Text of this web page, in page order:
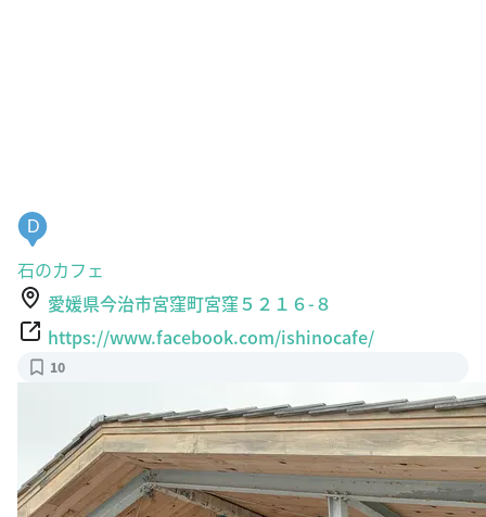
D
石のカフェ
愛媛県今治市宮窪町宮窪５２１６-８
https://www.facebook.com/ishinocafe/
10